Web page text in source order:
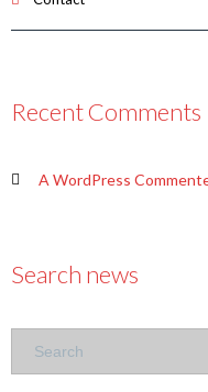
Recent Comments
A WordPress
Search news